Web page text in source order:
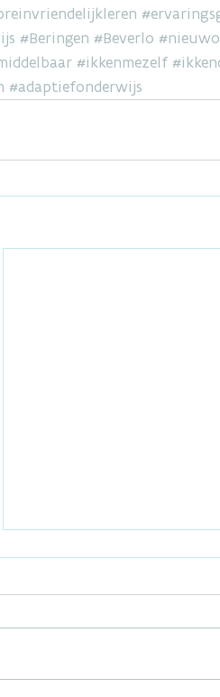
#Beringen #Beverlo
#ikkenmezelf
#adaptiefonderwijs